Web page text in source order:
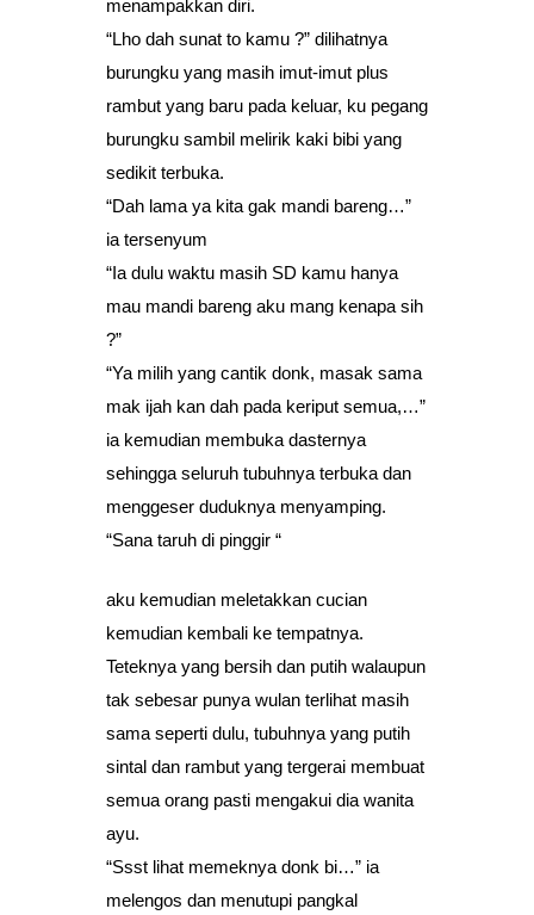
menampakkan diri.
“Lho dah sunat to kamu ?” dilihatnya
burungku yang masih imut-imut plus
rambut yang baru pada keluar, ku pegang
burungku sambil melirik kaki bibi yang
sedikit terbuka.
“Dah lama ya kita gak mandi bareng…”
ia tersenyum
“Ia dulu waktu masih SD kamu hanya
mau mandi bareng aku mang kenapa sih
?”
“Ya milih yang cantik donk, masak sama
mak ijah kan dah pada keriput semua,…”
ia kemudian membuka dasternya
sehingga seluruh tubuhnya terbuka dan
menggeser duduknya menyamping.
“Sana taruh di pinggir “
aku kemudian meletakkan cucian
kemudian kembali ke tempatnya.
Teteknya yang bersih dan putih walaupun
tak sebesar punya wulan terlihat masih
sama seperti dulu, tubuhnya yang putih
sintal dan rambut yang tergerai membuat
semua orang pasti mengakui dia wanita
ayu.
“Ssst lihat memeknya donk bi…” ia
melengos dan menutupi pangkal